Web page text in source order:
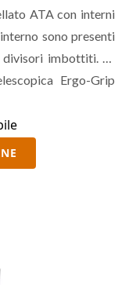
ATA con interni
sono presenti
imbottiti. Le
Ergo-Grip